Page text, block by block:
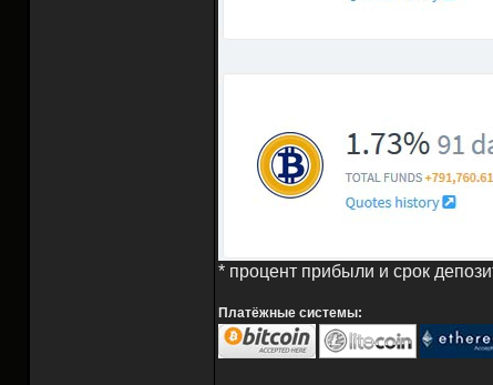
* процент прибыли и срок
Платёжные системы: